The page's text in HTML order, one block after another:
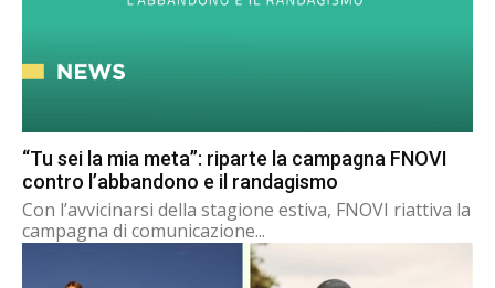
“Tu sei la mia meta”: riparte la campagna FNOVI
contro l’abbandono e il randagismo
Con l’avvicinarsi della stagione estiva, FNOVI riattiva la
campagna di comunicazione...